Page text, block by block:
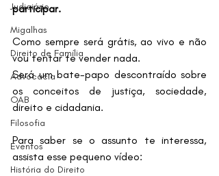
Judiciário
Migalhas
Direito de Família
Advocacia
OAB
Filosofia
Eventos
História do Direito
participar.
Como sempre será grátis, ao vivo e não
vou tentar te vender nada.
Será um bate-papo descontraído sobre
os conceitos de justiça, sociedade,
direito e cidadania.
Para saber se o assunto te interessa,
assista esse pequeno vídeo: